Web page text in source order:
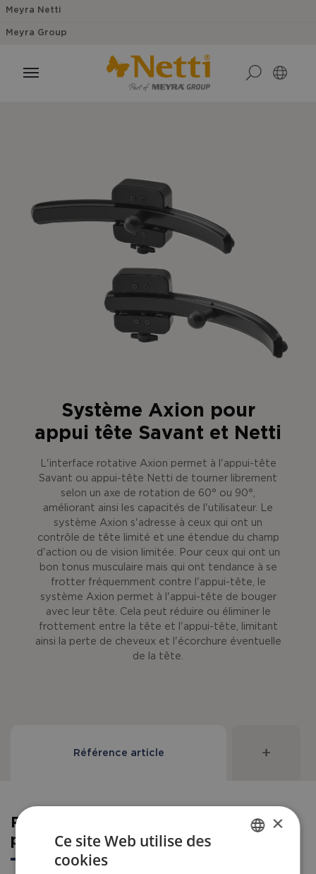
Meyra Netti
Meyra Group
Système Axion pour
appui tête Savant et Netti
L'interface rotative Axion permet à l'appui-tête
Savant ou appui-tête Netti de tourner librement
selon un axe de rotation de 60° ou 90°,
améliorant ainsi les capacités de l'utilisateur. Le
système Axion s'adresse à ceux qui ont un
contrôle de tête limité et une étendue du champ
d'action ou de vision limitée. Pour ceux qui ont un
bon tonus musculaire mais qui ont tendance à se
frotter fréquemment contre l'appui-tête, le
système Axion permet à l'appui-tête de bouger
avec leur tête. Cela peut réduire ou éliminer le
frottement entre la tête et l'appui-tête, limitant
ainsi la perte de cheveux et l'écorchure éventuelle
de la tête.
Référence article
Référence article pour commande
pièce détachée
×
Ce site Web utilise des
cookies